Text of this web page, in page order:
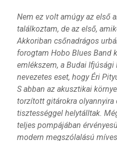
Nem ez volt amúgy az első
találkoztam, de az első,
Akkoriban csőnadrágos
forogtam Hobo Blues Band
emlékszem, a Budai
nevezetes eset, hogy Éri
S abban az akusztikai
torzított gitárokra olyannyira
tisztességgel helytálltak.
teljes pompájában
modern megszólalású